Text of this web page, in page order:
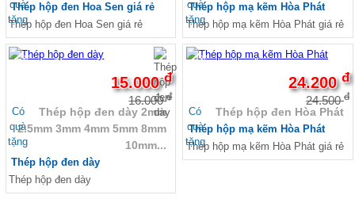
Sale Tôn nhựa sáng composite
Sale Tôn nhựa PVC
Tấm polycarbonate, Tấm nhựa sáng thông
minh
Tấm polycarbonate rỗng ruột, tấm nhựa sáng
thông minh
Tấm polycarbonate đặc ruột, tấm
polycarbonate rỗng, tấm nhựa sáng thông
minh
Tấm polycarbonate Hàn Quốc
Tấm polycarbonate Ấn Độ EU
Tấm polycarbonate Indonesia
Tấm polycarbonate hàng Đức
quà
tặng
Thép hộp đen Hoa Sen giá rẻ
Thép hộp đen Hoa Sen giá rẻ
quà
tặng
Thép hộp mạ kẽm Hòa Phát
Thép hộp mạ kẽm Hòa Phát giá rẻ
-6%
Có
quà
tặng
15.000đ
16.000đ
Thép hộp đen dày 2mm
2.5mm 3mm 4mm 5mm 8mm
10mm...
Thép hộp đen dày
Thép hộp đen dày
-1%
Có
quà
tặng
24.200đ
24.500đ
Thép hộp đen Hòa Phát
Thép hộp mạ kẽm Hòa Phát
Thép hộp mạ kẽm Hòa Phát giá rẻ